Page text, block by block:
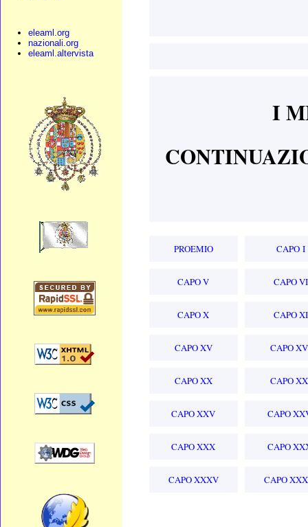
eleaml.org
nazionali.org
eleaml.altervista
I
PROEMIO CAPO I
CAPO V CAPO VI
CAPO X CAPO XI
CAPO XV CAPO
CAPO XX CAPO
CAPO XXV CAPO
CAPO XXX CAPO
CAPO XXXV CAPO